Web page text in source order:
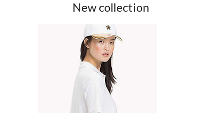
New collection